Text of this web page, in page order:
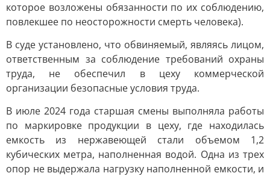
которое возложены обязанности по их соблюдению,
повлекшее по неосторожности смерть человека).
В суде установлено, что обвиняемый, являясь лицом,
ответственным за соблюдение требований охраны
труда, не обеспечил в цеху коммерческой
организации безопасные условия труда.
В июле 2024 года старшая смены выполняла работы
по маркировке продукции в цеху, где находилась
емкость из нержавеющей стали объемом 1,2
кубических метра, наполненная водой. Одна из трех
опор не выдержала нагрузку наполненной емкости, и